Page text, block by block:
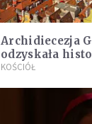
Archidiecezja
odzyskała
KOŚCIÓŁ